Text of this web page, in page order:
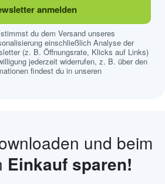
anmelden
du dem Versand unseres
einschließlich Analyse der
(z. B. Öffnungsrate, Klicks auf Links)
jederzeit widerrufen, z. B. über den
findest du in unseren
und beim
Einkauf sparen!